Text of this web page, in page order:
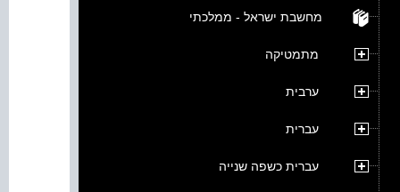
מחשבת ישראל - ממלכתי
מתמטיקה
ערבית
עברית
עברית כשפה שנייה